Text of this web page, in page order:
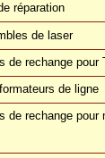
réparation
de laser
de rechange pour
de ligne
de rechange pour